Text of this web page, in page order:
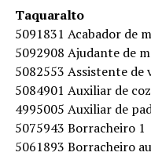
Taquaralto
5091831 Acabador de
5092908 Ajudante de
5082553 Assistente de
5084901 Auxiliar de
4995005 Auxiliar de
5075943 Borracheiro 1
5061893 Borracheiro